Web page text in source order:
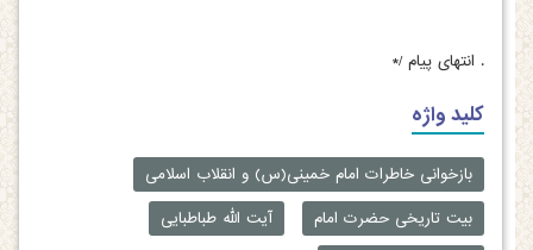
. انتهای پیام /*
کلید واژه
بازخوانی خاطرات امام خمینی(س) و انقلاب اسلامی
بیت تاریخی حضرت امام
آیت الله طباطبایی